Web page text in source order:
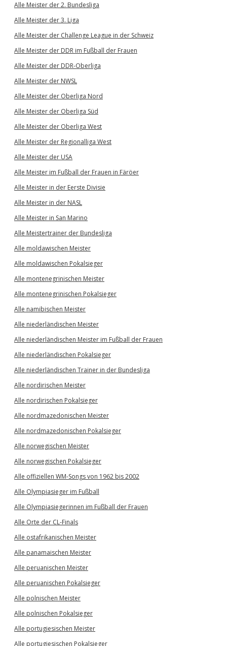
Alle Meister der 2. Bundesliga
Alle Meister der 3. Liga
Alle Meister der Challenge League in der Schweiz
Alle Meister der DDR im Fußball der Frauen
Alle Meister der DDR-Oberliga
Alle Meister der NWSL
Alle Meister der Oberliga Nord
Alle Meister der Oberliga Süd
Alle Meister der Oberliga West
Alle Meister der Regionalliga West
Alle Meister der USA
Alle Meister im Fußball der Frauen in Färöer
Alle Meister in der Eerste Divisie
Alle Meister in der NASL
Alle Meister in San Marino
Alle Meistertrainer der Bundesliga
Alle moldawischen Meister
Alle moldawischen Pokalsieger
Alle montenegrinischen Meister
Alle montenegrinischen Pokalsieger
Alle namibischen Meister
Alle niederländischen Meister
Alle niederländischen Meister im Fußball der Frauen
Alle niederländischen Pokalsieger
Alle niederländischen Trainer in der Bundesliga
Alle nordirischen Meister
Alle nordirischen Pokalsieger
Alle nordmazedonischen Meister
Alle nordmazedonischen Pokalsieger
Alle norwegischen Meister
Alle norwegischen Pokalsieger
Alle offiziellen WM-Songs von 1962 bis 2002
Alle Olympiasieger im Fußball
Alle Olympiasiegerinnen im Fußball der Frauen
Alle Orte der CL-Finals
Alle ostafrikanischen Meister
Alle panamaischen Meister
Alle peruanischen Meister
Alle peruanischen Pokalsieger
Alle polnischen Meister
Alle polnischen Pokalsieger
Alle portugiesischen Meister
Alle portugiesischen Pokalsieger